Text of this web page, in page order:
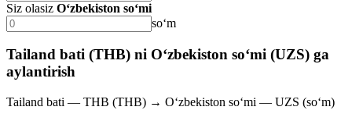
Siz olasiz O‘zbekiston so‘mi
soʻm
Tailand bati (THB) ni O‘zbekiston so‘mi (UZS) ga
aylantirish
Tailand bati — THB (THB) → O‘zbekiston so‘mi — UZS (soʻm)